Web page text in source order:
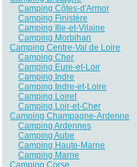
Camping Côtes-d'Armor
Camping Finistère
Camping Ille-et-Vilaine
Camping Morbihan
Camping Centre-Val de Loire
Camping Cher
Camping Eure-et-Loir
Camping Indre
Camping Indre-et-Loire
Camping Loiret
Camping Loir-et-Cher
Camping Champagne-Ardenne
Camping Ardennes
Camping Aube
Camping Haute-Marne
Camping Marne